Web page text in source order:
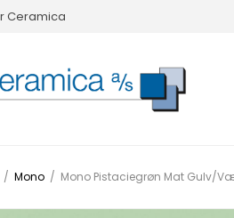
Ceramica
/ Mono / Mono Pistaciegrøn Mat Gulv/